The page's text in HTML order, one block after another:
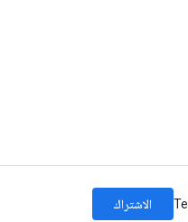
الاشتراك